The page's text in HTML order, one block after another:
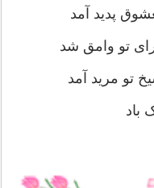
پدید آمد
تو وامق شد
تو مرید آمد
باد